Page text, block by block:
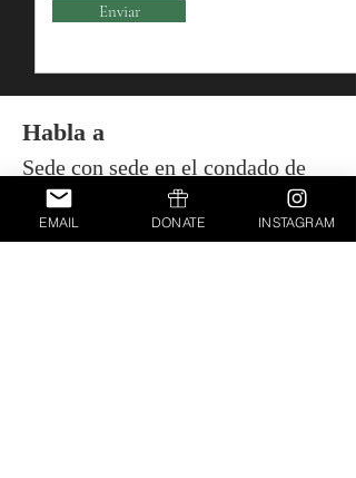
Enviar
Habla a
Sede con sede en el condado de
Essex, Nueva Jersey
EMAIL DONATE INSTAGRAM